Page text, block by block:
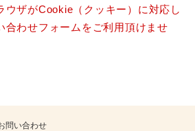
問い合わせ
ウザがCookie（クッキー）に対応し
合わせフォームをご利用頂けませ